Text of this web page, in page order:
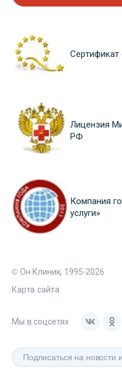
Сертификат
Лицензия
РФ
Компания
услуги»
© Он Клиник, 1995-2026
Карта сайта
Мы в соцсетях